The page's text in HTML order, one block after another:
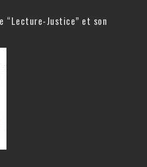
“Lecture-Justice” et son